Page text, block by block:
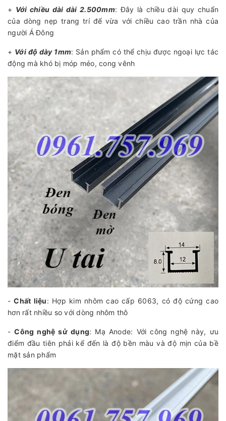
+ Với chiều dài dài 2.500mm: Đây là chiều dài quy chuẩn
của dòng nẹp trang trí để vừa với chiều cao trần nhà của
người Á Đông
+ Với độ dày 1mm: Sản phẩm có thể chịu được ngoại lực tác
động mà khó bị móp méo, cong vênh
-Chất liệu: Hợp kim nhôm cao cấp 6063, có độ cứng cao
hơn rất nhiều so với dòng nhôm thô
-Công nghệ sử dụng: Mạ Anode: Với công nghệ này, ưu
điểm đầu tiên phải kể đến là độ bền màu và độ mịn của bề
mặt sản phẩm